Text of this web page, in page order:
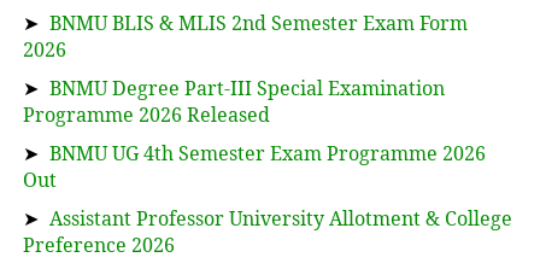
➤ BNMU BLIS & MLIS 2nd Semester Exam Form
2026
➤ BNMU Degree Part-III Special Examination
Programme 2026 Released
➤ BNMU UG 4th Semester Exam Programme 2026
Out
➤ Assistant Professor University Allotment & College
Preference 2026